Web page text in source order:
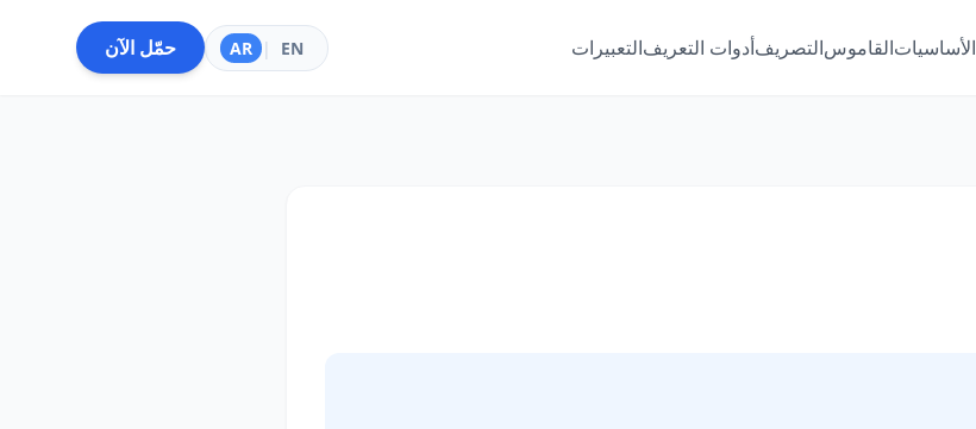
الأساسياتالقاموسالتصريفأدوات التعريفالتعبيرات EN
|
AR حمّل الآن